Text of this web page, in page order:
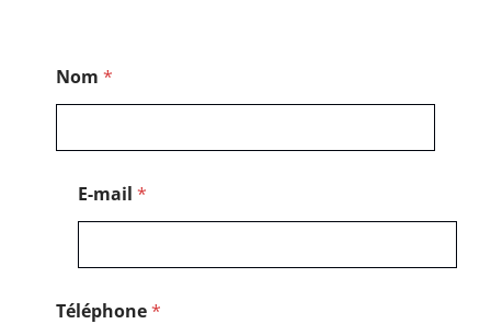
Nom *
E-mail *
Téléphone*